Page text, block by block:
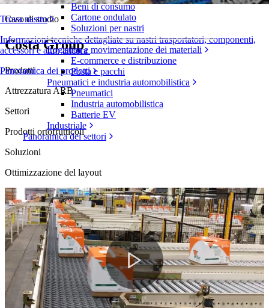
Trova nastro
Informazioni tecniche dettagliate su nastri trasportatori, componenti,
accessori e altro ancora
Panoramica dei prodotti
Beni di consumo
Cartone ondulato
Soluzioni per nastri
Logistica e movimentazione dei materiali
E-commerce e distribuzione
Posta e pacchi
Pneumatici e industria automobilistica
Pneumatici
Industria automobilistica
Batterie EV
Industriale
Panoramica dei settori
Caso di studio
Costa Group
Prodotti
Attrezzatura ARB
Settori
Prodotti ortofrutticoli
Soluzioni
Ottimizzazione del layout